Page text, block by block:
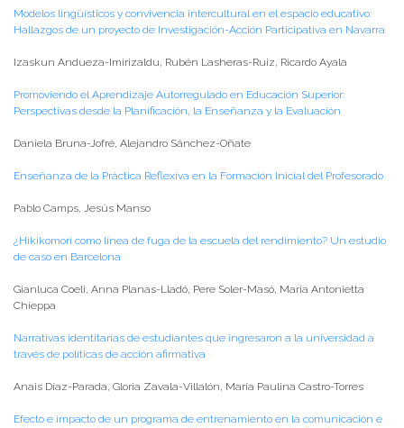
Modelos lingüísticos y convivencia intercultural en el espacio educativo:
Hallazgos de un proyecto de Investigación-Acción Participativa en Navarra
Izaskun Andueza-Imirizaldu, Rubén Lasheras-Ruiz, Ricardo Ayala
Promoviendo el Aprendizaje Autorregulado en Educación Superior:
Perspectivas desde la Planificación, la Enseñanza y la Evaluación
Daniela Bruna-Jofré, Alejandro Sánchez-Oñate
Enseñanza de la Práctica Reflexiva en la Formación Inicial del Profesorado
Pablo Camps, Jesús Manso
¿Hikikomori como línea de fuga de la escuela del rendimiento? Un estudio
de caso en Barcelona
Gianluca Coeli, Anna Planas-Lladó, Pere Soler-Masó, Maria Antonietta
Chieppa
Narrativas identitarias de estudiantes que ingresaron a la universidad a
través de políticas de acción afirmativa
Anais Díaz-Parada, Gloria Zavala-Villalón, María Paulina Castro-Torres
Efecto e impacto de un programa de entrenamiento en la comunicación e